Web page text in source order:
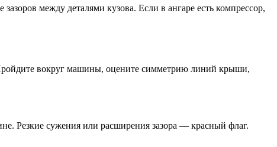
между деталями кузова. Если в ангаре есть компрессор,
вокруг машины, оцените симметрию линий крыши,
Резкие сужения или расширения зазора — красный флаг.